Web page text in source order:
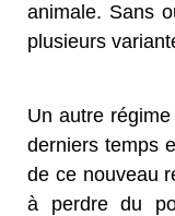
animale. Sans
plusieurs
Un autre
derniers temps
de ce nouveau
à perdre du